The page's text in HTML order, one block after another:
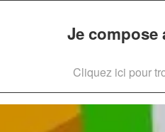
Je compose
Cliquez ici pour